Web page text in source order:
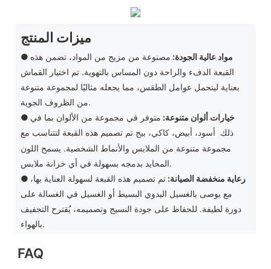
ميزات المنتج
● مواد عالية الجودة: مصنوعة من مزيج من المواد، تضمن هذه
القبعة الدفء والراحة دون المساس بالتهوية. تم اختيار القماش
بعناية ليتحمل عوامل الطقس، مما يجعله مثاليًا لمجموعة متنوعة
من الظروف الجوية.
●
خيارات ألوان متنوعة: متوفر في مجموعة من الألوان بما في
ذلك
أسود، أبيض، كاكي، بيجتم تصميم هذه القبعة لتتناسب مع
مجموعة متنوعة من الملابس والأنماط الشخصية. يسمح اللون
المحايد بدمجه بسهولة في أي خزانة ملابس.
●
رعاية منخفضة الصيانة:تم تصميم هذه القبعة لسهولة العناية بها،
مع يوصى بالغسيل اليدوي البسيط أو الغسيل في الغسالة على
دورة لطيفة. للحفاظ على جودة النسيج وتصميمه، يُقترح التجفيف
بالهواء.
FAQ